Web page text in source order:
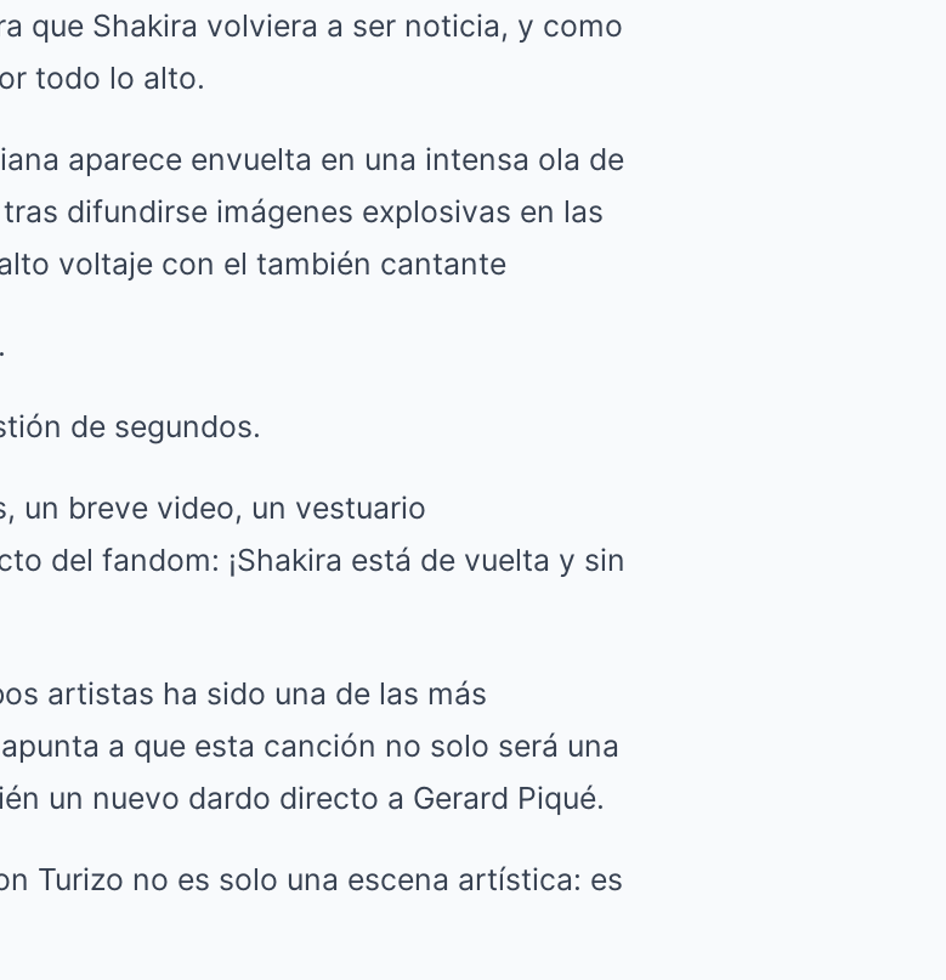
que Shakira volviera a ser noticia, y como
todo lo alto.
aparece envuelta en una intensa ola de
difundirse imágenes explosivas en las
voltaje con el también cantante
de segundos.
un breve video, un vestuario
del fandom: ¡Shakira está de vuelta y sin
artistas ha sido una de las más
a que esta canción no solo será una
un nuevo dardo directo a Gerard Piqué.
Turizo no es solo una escena artística: es